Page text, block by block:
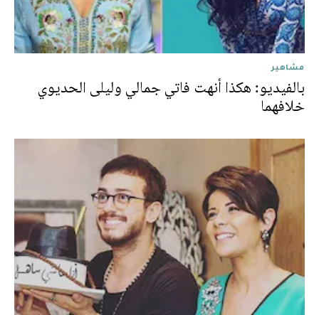
مشاهير
بالفيديو: هكذا أنهت فاتي جمالي وليلى الحديوي
خلافهما